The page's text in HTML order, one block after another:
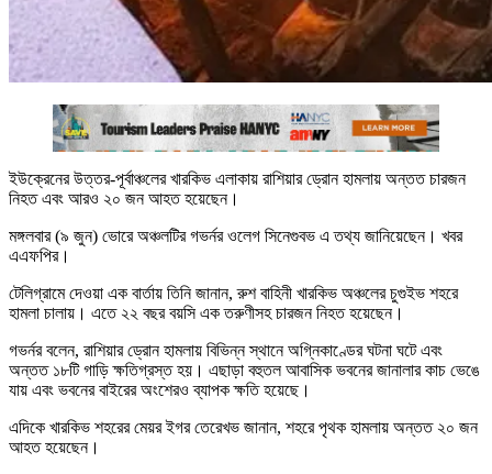
ইউক্রেনের উত্তর-পূর্বাঞ্চলের খারকিভ এলাকায় রাশিয়ার ড্রোন হামলায় অন্তত চারজন
নিহত এবং আরও ২০ জন আহত হয়েছেন।
মঙ্গলবার (৯ জুন) ভোরে অঞ্চলটির গভর্নর ওলেগ সিনেগুবভ এ তথ্য জানিয়েছেন। খবর
এএফপির।
টেলিগ্রামে দেওয়া এক বার্তায় তিনি জানান, রুশ বাহিনী খারকিভ অঞ্চলের চুগুইভ শহরে
হামলা চালায়। এতে ২২ বছর বয়সি এক তরুণীসহ চারজন নিহত হয়েছেন।
গভর্নর বলেন, রাশিয়ার ড্রোন হামলায় বিভিন্ন স্থানে অগ্নিকাণ্ডের ঘটনা ঘটে এবং
অন্তত ১৮টি গাড়ি ক্ষতিগ্রস্ত হয়। এছাড়া বহুতল আবাসিক ভবনের জানালার কাচ ভেঙে
যায় এবং ভবনের বাইরের অংশেরও ব্যাপক ক্ষতি হয়েছে।
এদিকে খারকিভ শহরের মেয়র ইগর তেরেখভ জানান, শহরে পৃথক হামলায় অন্তত ২০ জন
আহত হয়েছেন।